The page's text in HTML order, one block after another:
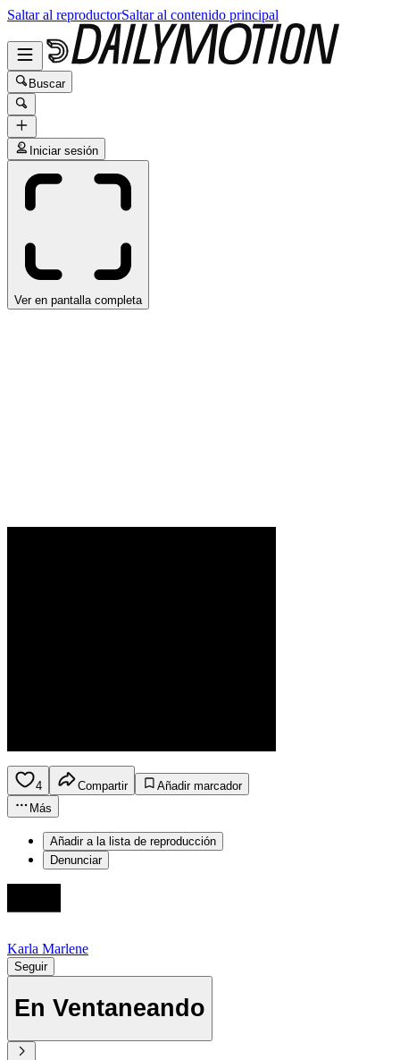
Saltar al reproductorSaltar al contenido principal
Buscar
Iniciar sesión
Ver en pantalla completa
4 Compartir
Añadir marcador
Más
Añadir a la lista de reproducción
Denunciar
Karla Marlene
Seguir
En Ventaneando